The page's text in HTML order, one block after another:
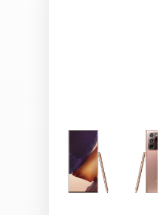
OPPO